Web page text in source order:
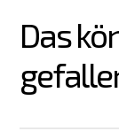
Das